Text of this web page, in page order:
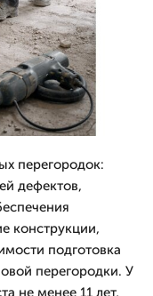
перегородок:
дефектов,
конструкции,
подготовка
перегородки. У
не менее 11 лет,